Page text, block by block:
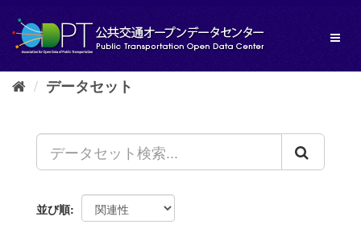
し
データセット
並び順